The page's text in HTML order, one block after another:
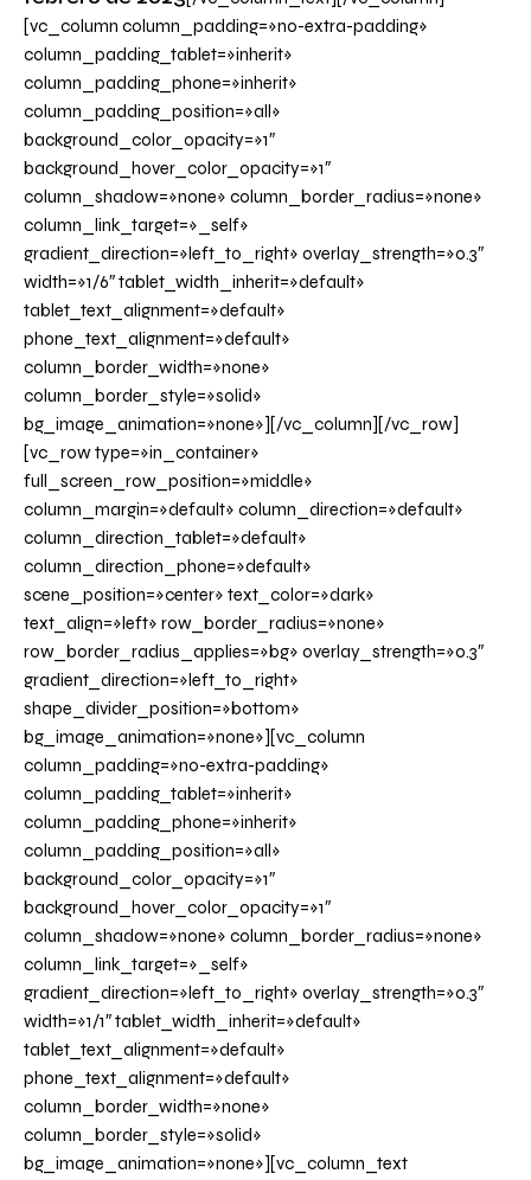
[vc_column column_padding=»no-extra-padding»
column_padding_tablet=»inherit»
column_padding_phone=»inherit»
column_padding_position=»all»
background_color_opacity=»1″
background_hover_color_opacity=»1″
column_shadow=»none» column_border_radius=»none»
column_link_target=»_self»
gradient_direction=»left_to_right» overlay_strength=»0.3″
width=»1/6″ tablet_width_inherit=»default»
tablet_text_alignment=»default»
phone_text_alignment=»default»
column_border_width=»none»
column_border_style=»solid»
bg_image_animation=»none»][/vc_column][/vc_row]
[vc_row type=»in_container»
full_screen_row_position=»middle»
column_margin=»default» column_direction=»default»
column_direction_tablet=»default»
column_direction_phone=»default»
scene_position=»center» text_color=»dark»
text_align=»left» row_border_radius=»none»
row_border_radius_applies=»bg» overlay_strength=»0.3″
gradient_direction=»left_to_right»
shape_divider_position=»bottom»
bg_image_animation=»none»][vc_column
column_padding=»no-extra-padding»
column_padding_tablet=»inherit»
column_padding_phone=»inherit»
column_padding_position=»all»
background_color_opacity=»1″
background_hover_color_opacity=»1″
column_shadow=»none» column_border_radius=»none»
column_link_target=»_self»
gradient_direction=»left_to_right» overlay_strength=»0.3″
width=»1/1″ tablet_width_inherit=»default»
tablet_text_alignment=»default»
phone_text_alignment=»default»
column_border_width=»none»
column_border_style=»solid»
bg_image_animation=»none»][vc_column_text